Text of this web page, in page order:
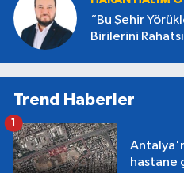
“Bu Şehir
Birilerini
Trend Haberler
hastane
1